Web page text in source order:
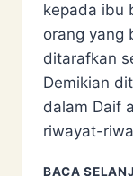
kepada ibu
orang yang
ditarafkan
Demikian
dalam Daif
riwayat-
BACA